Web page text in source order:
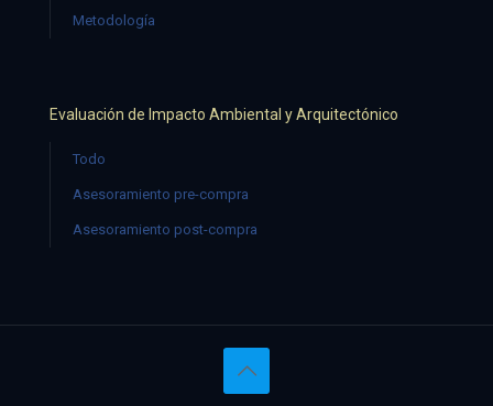
Metodología
Evaluación de Impacto Ambiental y Arquitectónico
Todo
Asesoramiento pre-compra
Asesoramiento post-compra